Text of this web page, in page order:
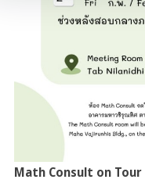
Math Consult on Tour